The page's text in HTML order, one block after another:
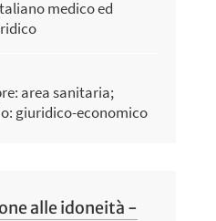
medico ed
area sanitaria;
giuridico-economico
alle idoneità -